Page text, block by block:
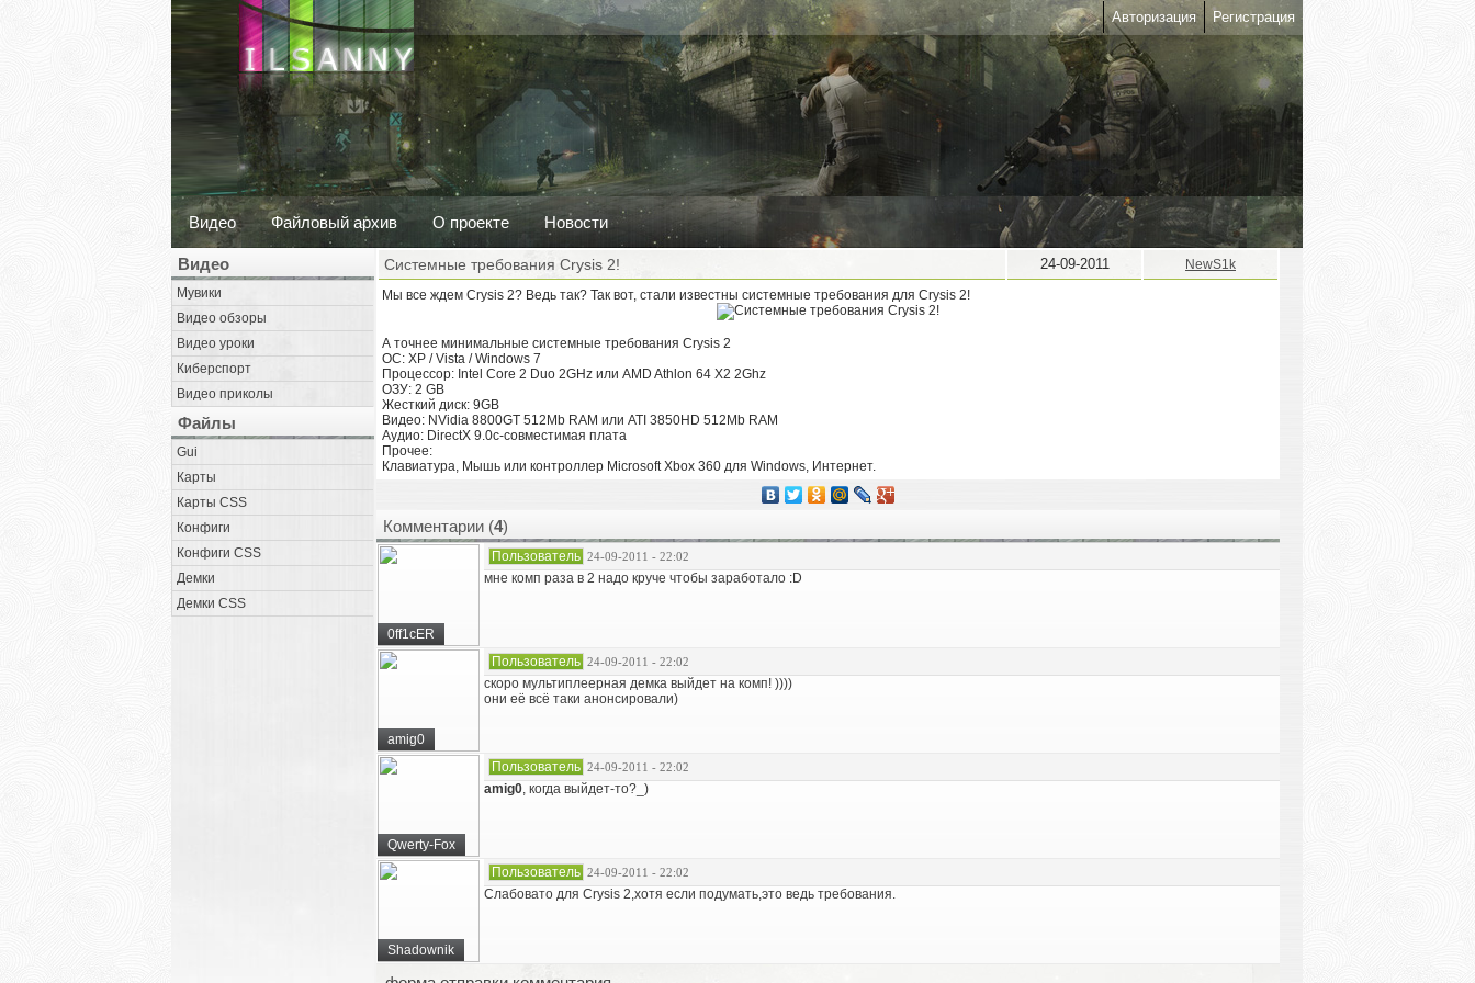
Авторизация Регистрация
Видео Файловый архив О проекте Новости
Видео
Мувики
Видео обзоры
Видео уроки
Киберспорт
Видео приколы
Файлы
Gui
Карты
Карты CSS
Конфиги
Конфиги CSS
Демки
Демки CSS
Системные требования Crysis 2! 24-09-2011
NewS1k
Мы все ждем Crysis 2? Ведь так? Так вот, стали известны системные требования для Crysis 2!
А точнее минимальные системные требования Crysis 2
ОС: XP / Vista / Windows 7
Процессор: Intel Core 2 Duo 2GHz или AMD Athlon 64 X2 2Ghz
ОЗУ: 2 GB
Жесткий диск: 9GB
Видео: NVidia 8800GT 512Mb RAM или ATI 3850HD 512Mb RAM
Аудио: DirectX 9.0c-совместимая плата
Прочее:
Клавиатура, Мышь или контроллер Microsoft Xbox 360 для Windows, Интернет.
Комментарии (4)
0ff1cER
Пользователь 24-09-2011 - 22:02
мне комп раза в 2 надо круче чтобы заработало :D
amig0
Пользователь 24-09-2011 - 22:02
скоро мультиплеерная демка выйдет на комп! ))))
они её всё таки анонсировали)
Qwerty-Fox
Пользователь 24-09-2011 - 22:02
amig0, когда выйдет-то?_)
Shadownik
Пользователь 24-09-2011 - 22:02
Слабовато для Crysis 2,хотя если подумать,это ведь требования.